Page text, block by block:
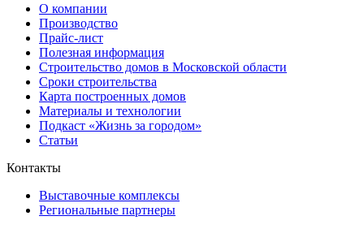
О компании
Производство
Прайс-лист
Полезная информация
Строительство домов в Московской области
Сроки строительства
Карта построенных домов
Материалы и технологии
Подкаст «Жизнь за городом»
Статьи
Контакты
Выставочные комплексы
Региональные партнеры